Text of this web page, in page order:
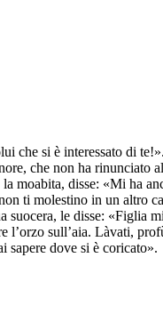
si è interessato di
che non ha rinunciato
moabita, disse: «Mi ha
ti molestino in un altro
le disse: «Figlia
l’orzo sull’aia. Làvati,
sapere dove si è coricato».